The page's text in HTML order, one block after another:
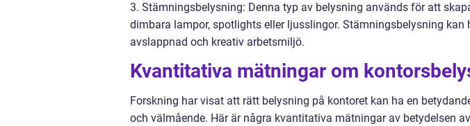
3. Stämningsbelysning: Denna typ av belysning används för att
dimbara lampor, spotlights eller ljusslingor. Stämningsbelysning kan
avslappnad och kreativ arbetsmiljö.
Kvantitativa mätningar om
Forskning har visat att rätt belysning på kontoret kan ha en
och välmående. Här är några kvantitativa mätningar av betydelsen